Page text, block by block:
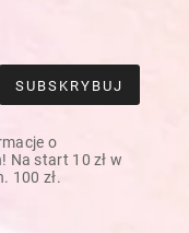
SUBSKRYBUJ
o
Na start 10 zł w
100 zł.